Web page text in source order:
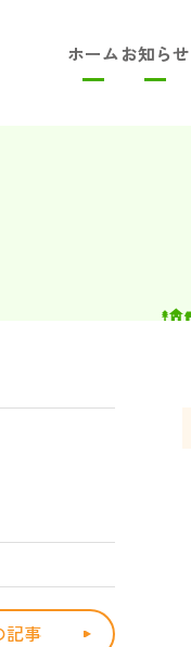
ホーム お知らせ
記事